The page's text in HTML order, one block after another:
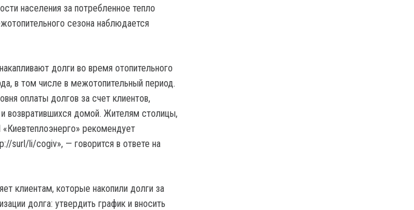
населения за потребленное тепло
сезона наблюдается
долги во время отопительного
в том числе в межотопительный период.
оплаты долгов за счет клиентов,
возвратившихся домой. Жителям столицы,
рекомендует
surl/li/cogiv», — говорится в ответе на
клиентам, которые накопили долги за
долга: утвердить график и вносить